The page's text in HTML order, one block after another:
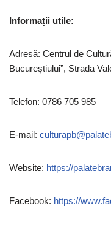
Informații utile:
Adresă: Centrul de
Bucureștiului”, Strada
Telefon: 0786 705 985
E-mail:
Website: https://
Facebook: https://